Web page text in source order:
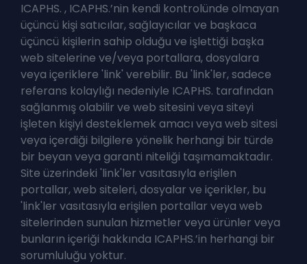
ICAPHS. , ICAPHS.’nin kendi kontrolünde olmayan
üçüncü kişi satıcılar, sağlayıcılar ve başkaca
üçüncü kişilerin sahip olduğu ve işlettiği başka
web sitelerine ve/veya portallara, dosyalara
veya içeriklere 'link' verebilir. Bu 'link'ler, sadece
referans kolaylığı nedeniyle ICAPHS. tarafından
sağlanmış olabilir ve web sitesini veya siteyi
işleten kişiyi desteklemek amacı veya web sitesi
veya içerdiği bilgilere yönelik herhangi bir türde
bir beyan veya garanti niteliği taşımamaktadır.
Site üzerindeki 'link'ler vasıtasıyla erişilen
portallar, web siteleri, dosyalar ve içerikler, bu
'link'ler vasıtasıyla erişilen portallar veya web
sitelerinden sunulan hizmetler veya ürünler veya
bunların içeriği hakkında ICAPHS.’in herhangi bir
sorumluluğu yoktur.